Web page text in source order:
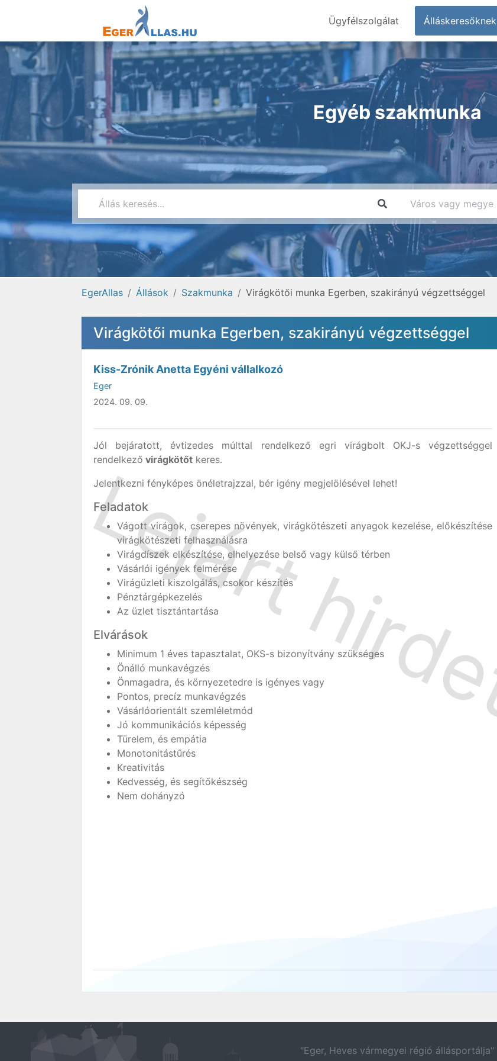
Ügyfélszolgálat Álláskeresőknek
Egyéb szakmunka
EgerAllas Állások Szakmunka Virágkötői munka Egerben, szakirányú végzettséggel
Virágkötői munka Egerben, szakirányú végzettséggel
Kiss-Zrónik Anetta Egyéni vállalkozó
Eger
2024. 09. 09.
Jól bejáratott, évtizedes múlttal rendelkező egri virágbolt OKJ-s végzettséggel
rendelkező virágkötőt keres.
Jelentkezni fényképes önéletrajzzal, bér igény megjelölésével lehet!
Feladatok
Vágott virágok, cserepes növények, virágkötészeti anyagok kezelése, előkészítése
virágkötészeti felhasználásra
Virágdíszek elkészítése, elhelyezése belső vagy külső térben
Vásárlói igények felmérése
Virágüzleti kiszolgálás, csokor készítés
Pénztárgépkezelés
Az üzlet tisztántartása
Elvárások
Minimum 1 éves tapasztalat, OKS-s bizonyítvány szükséges
Önálló munkavégzés
Önmagadra, és környezetedre is igényes vagy
Pontos, precíz munkavégzés
Vásárlóorientált szemléletmód
Jó kommunikációs képesség
Türelem, és empátia
Monotonitástűrés
Kreativitás
Kedvesség, és segítőkészség
Nem dohányzó
"Eger, Heves vármegyei régió állásportálja"